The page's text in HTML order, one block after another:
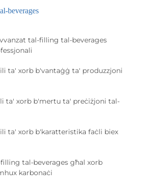
beverages
tal-filling tal-beverages
ta' xorb b'vantaġġ ta' produzzjoni
ta' xorb b'mertu ta' preċiżjoni tal-
ta' xorb b'karatteristika faċli biex
tal-beverages għal xorb
karbonaċi